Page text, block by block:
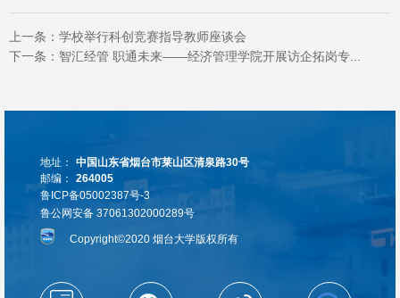
上一条： 学校举行科创竞赛指导教师座谈会
下一条： 智汇经管 职通未来——经济管理学院开展访企拓岗专...
地址：
中国山东省烟台市莱山区清泉路30号
邮编：
264005
鲁ICP备05002387号-3
鲁公网安备 37061302000289号
Copyright©2020 烟台大学版权所有